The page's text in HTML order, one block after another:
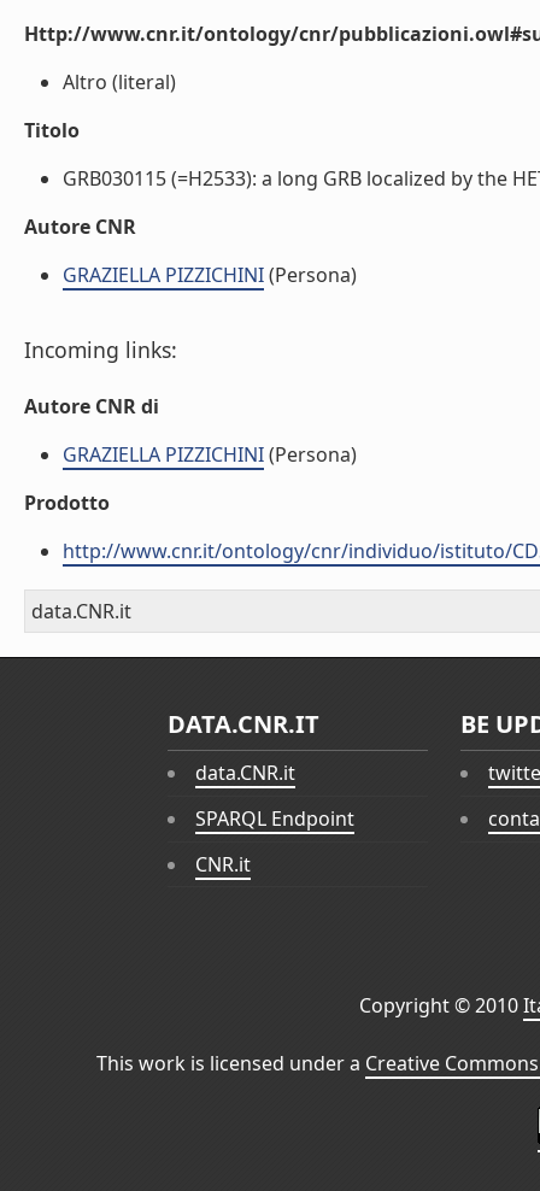
Http://www.cnr.it/ontology/cnr/
Altro (literal)
Titolo
GRB030115 (=H2533): a long GRB localized by the
Autore CNR
GRAZIELLA PIZZICHINI(Persona)
Incoming links:
Autore CNR di
GRAZIELLA PIZZICHINI(Persona)
Prodotto
http://www.cnr.it/ontology/cnr/individuo/istituto/
data.CNR.it
DATA.CNR.IT
data.CNR.it
SPARQL Endpoint
CNR.it
BE
Copyright © 2010
This work is licensed under a Creative